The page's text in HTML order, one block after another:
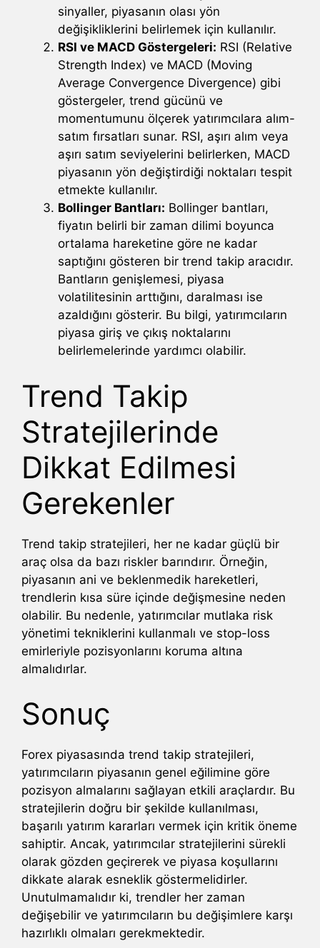
sinyaller, piyasanın olası yön
değişikliklerini belirlemek için kullanılır.
RSI ve MACD Göstergeleri: RSI (Relative
Strength Index) ve MACD (Moving
Average Convergence Divergence) gibi
göstergeler, trend gücünü ve
momentumunu ölçerek yatırımcılara alım-
satım fırsatları sunar. RSI, aşırı alım veya
aşırı satım seviyelerini belirlerken, MACD
piyasanın yön değiştirdiği noktaları tespit
etmekte kullanılır.
Bollinger Bantları: Bollinger bantları,
fiyatın belirli bir zaman dilimi boyunca
ortalama hareketine göre ne kadar
saptığını gösteren bir trend takip aracıdır.
Bantların genişlemesi, piyasa
volatilitesinin arttığını, daralması ise
azaldığını gösterir. Bu bilgi, yatırımcıların
piyasa giriş ve çıkış noktalarını
belirlemelerinde yardımcı olabilir.
Trend Takip
Stratejilerinde
Dikkat Edilmesi
Gerekenler
Trend takip stratejileri, her ne kadar güçlü bir
araç olsa da bazı riskler barındırır. Örneğin,
piyasanın ani ve beklenmedik hareketleri,
trendlerin kısa süre içinde değişmesine neden
olabilir. Bu nedenle, yatırımcılar mutlaka risk
yönetimi tekniklerini kullanmalı ve stop-loss
emirleriyle pozisyonlarını koruma altına
almalıdırlar.
Sonuç
Forex piyasasında trend takip stratejileri,
yatırımcıların piyasanın genel eğilimine göre
pozisyon almalarını sağlayan etkili araçlardır. Bu
stratejilerin doğru bir şekilde kullanılması,
başarılı yatırım kararları vermek için kritik öneme
sahiptir. Ancak, yatırımcılar stratejilerini sürekli
olarak gözden geçirerek ve piyasa koşullarını
dikkate alarak esneklik göstermelidirler.
Unutulmamalıdır ki, trendler her zaman
değişebilir ve yatırımcıların bu değişimlere karşı
hazırlıklı olmaları gerekmektedir.